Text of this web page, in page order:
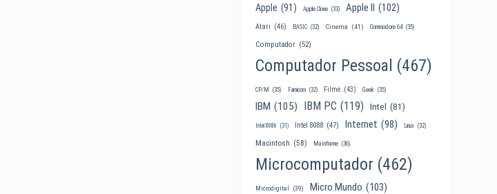
Apple (91) Apple Clone (33) Apple II (102)
Atari (46) BASIC (32) Cinema (41) Commodore 64 (35)
Computador (52)
Computador Pessoal (467)
CP/M (35) Famicom (32) Filme (43) Geek (35)
IBM (105) IBM PC (119) Intel (81)
Intel 8086 (31) Intel 8088 (47) Internet (98) Linux (32)
Macintosh (58) Mainframe (36)
Microcomputador (462)
Microdigital (39) Micro Mundo (103)